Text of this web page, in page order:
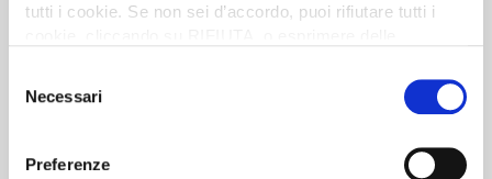
tutti i cookie. Se non sei d’accordo, puoi rifiutare tutti i
desideri accettare e cliccando ACCETTA SELEZIONATI.
delNecessari
Preferenze